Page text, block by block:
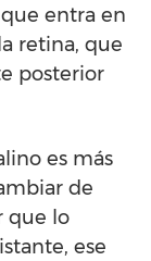
entra en
retina, que
posterior
es más
de
que lo
ese